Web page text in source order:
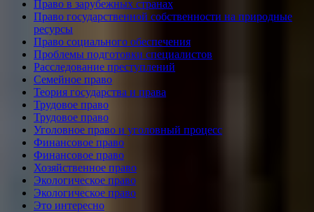
Право в зарубежных странах
Право государственной собственности на природные
ресурсы
Право социального обеспечения
Проблемы подготовки специалистов
Расследование преступлений
Семейное право
Теория государства и права
Трудовое право
Трудовое право
Уголовное право и уголовный процесс
Финансовое право
Финансовое право
Хозяйственное право
Экологическое право
Экологическое право
Это интересно